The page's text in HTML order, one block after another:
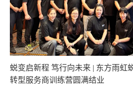
蜕变启新程 笃行向未来 | 东方雨虹
转型服务商训练营圆满结业